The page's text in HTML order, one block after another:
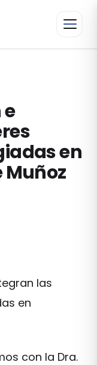
en
Muñoz
las
en
con la Dra.